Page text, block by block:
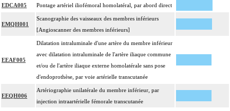
EDCA005 Pontage artériel iliofémoral homolatéral, par abord direct
EMQH001
Scanographie des vaisseaux des membres inférieurs
[Angioscanner des membres inférieurs]
EEAF005
Dilatation intraluminale d'une artère du membre inférieur
avec dilatation intraluminale de l'artère iliaque commune
et/ou de l'artère iliaque externe homolatérale sans pose
d'endoprothèse, par voie artérielle transcutanée
EEQH006
Artériographie unilatérale du membre inférieur, par
injection intraartérielle fémorale transcutanée